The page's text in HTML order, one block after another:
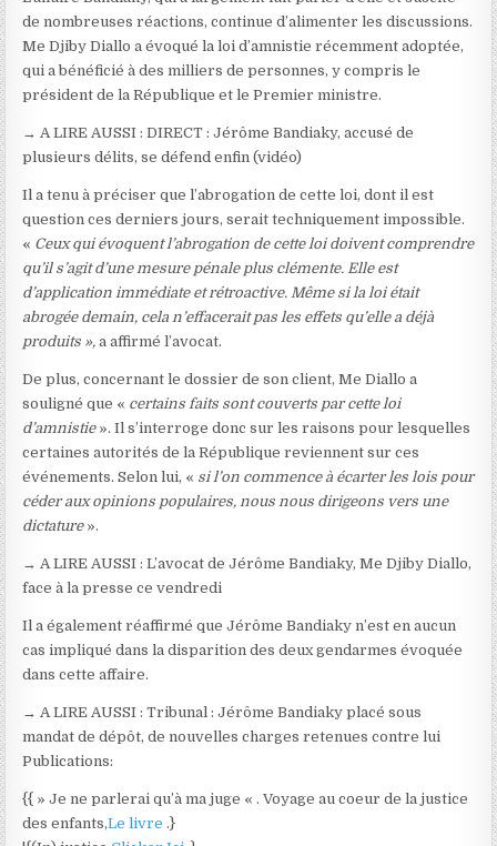
de nombreuses réactions, continue d’alimenter les discussions.
Me Djiby Diallo a évoqué la loi d’amnistie récemment adoptée,
qui a bénéficié à des milliers de personnes, y compris le
président de la République et le Premier ministre.
→ A LIRE AUSSI :DIRECT : Jérôme Bandiaky, accusé de
plusieurs délits, se défend enfin (vidéo)
Il a tenu à préciser que l’abrogation de cette loi, dont il est
question ces derniers jours, serait techniquement impossible.
« Ceux qui évoquent l’abrogation de cette loi doivent comprendre
qu’il s’agit d’une mesure pénale plus clémente. Elle est
d’application immédiate et rétroactive. Même si la loi était
abrogée demain, cela n’effacerait pas les effets qu’elle a déjà
produits », a affirmé l’avocat.
De plus, concernant le dossier de son client, Me Diallo a
souligné que « certains faits sont couverts par cette loi
d’amnistie». Il s’interroge donc sur les raisons pour lesquelles
certaines autorités de la République reviennent sur ces
événements. Selon lui, « si l’on commence à écarter les lois pour
céder aux opinions populaires, nous nous dirigeons vers une
dictature».
→ A LIRE AUSSI :L’avocat de Jérôme Bandiaky, Me Djiby Diallo,
face à la presse ce vendredi
Il a également réaffirmé que Jérôme Bandiaky n’est en aucun
cas impliqué dans la disparition des deux gendarmes évoquée
dans cette affaire.
→ A LIRE AUSSI :Tribunal : Jérôme Bandiaky placé sous
mandat de dépôt, de nouvelles charges retenues contre lui
Publications:
{{ » Je ne parlerai qu’à ma juge « . Voyage au coeur de la justice
des enfants,Le livre.}